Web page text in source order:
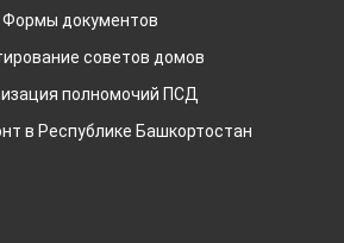
Формы документов
советов домов
полномочий ПСД
в Республике Башкортостан